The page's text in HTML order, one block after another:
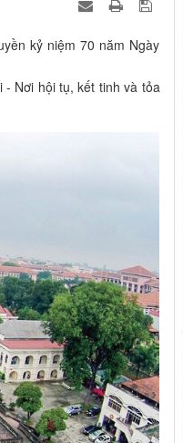
kỷ niệm 70 năm Ngày
Nơi hội tụ, kết tinh và tỏa